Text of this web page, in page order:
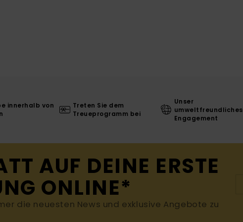
innerhalb von
Treten Sie dem
Treueprogramm bei
Unser
umweltfreundliches
Engagement
AUF DEINE ERSTE
ONLINE*
die neuesten News und exklusive Angebote zu